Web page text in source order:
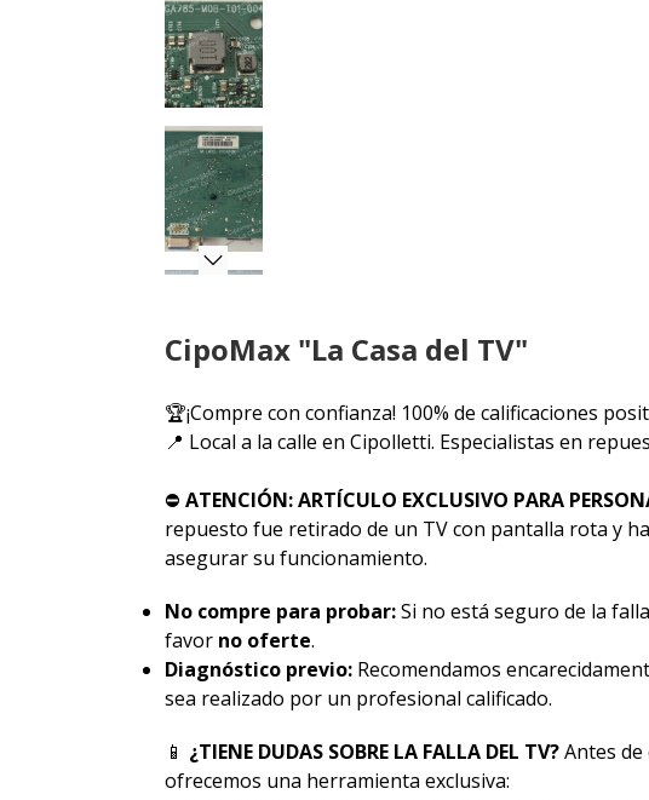
CipoMax "La Casa del TV"
🏆¡Compre con confianza! 100% de calificaciones
📍 Local a la calle en Cipolletti. Especialistas en
⛔ ATENCIÓN: ARTÍCULO EXCLUSIVO PARA
repuesto fue retirado de un TV con pantalla rota y
asegurar su funcionamiento.
No compre para probar:Si no está seguro de la
favor no oferte.
Diagnóstico previo:Recomendamos
sea realizado por un profesional calificado.
📱 ¿TIENE DUDAS SOBRE LA FALLA DEL TV?Antes de
ofrecemos una herramienta exclusiva: